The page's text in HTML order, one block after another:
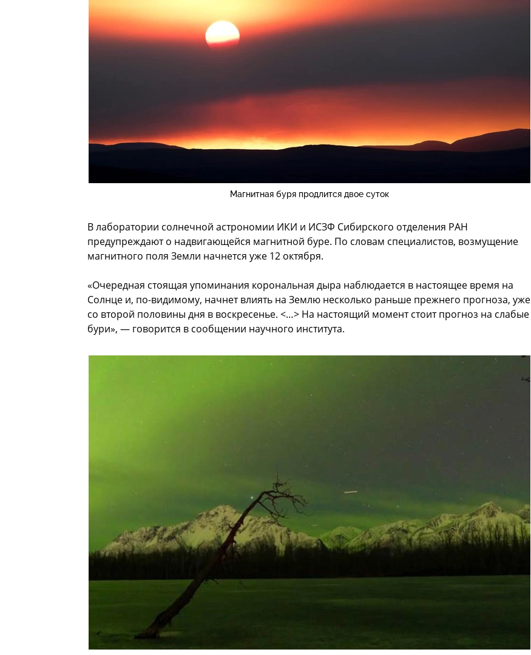
Магнитная буря продлится двое суток
В лаборатории солнечной астрономии ИКИ и ИСЗФ Сибирского отделения РАН
предупреждают о надвигающейся магнитной буре. По словам специалистов, возмущение
магнитного поля Земли начнется уже 12 октября.
«Очередная стоящая упоминания корональная дыра наблюдается в настоящее время на
Солнце и, по-видимому, начнет влиять на Землю несколько раньше прежнего прогноза, уже
со второй половины дня в воскресенье. <…> На настоящий момент стоит прогноз на слабые
бури», — говорится в сообщении научного института.